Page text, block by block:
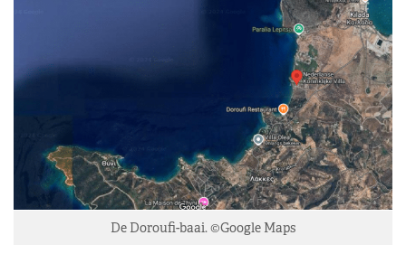
De Doroufi-baai. ©Google Maps